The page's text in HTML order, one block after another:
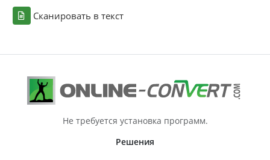
Сканировать в текст
Не требуется установка программ.
Решения